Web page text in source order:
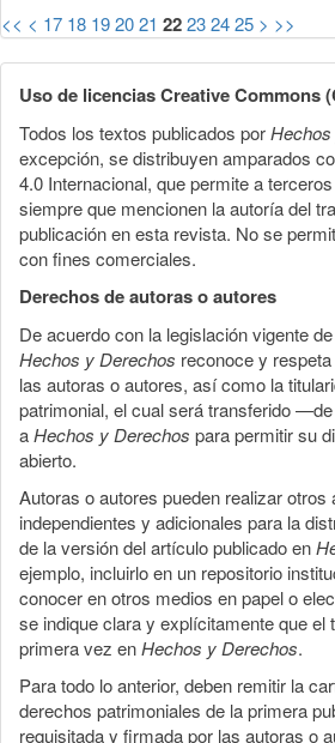
<< < 17 18 192021 22232425 > >>
Uso de licencias Creative Commons
Todos los textos publicados por
excepción, se distribuyen amparados
4.0 Internacional, que permite a
siempre que mencionen la autoría del
publicación en esta revista. No se
con fines comerciales.
Derechos de autoras o autores
De acuerdo con la legislación vigente
Hechos y Derechos reconoce y
las autoras o autores, así como la
patrimonial, el cual será transferido
aHechos y Derechos para permitir su
abierto.
Autoras o autores pueden realizar
independientes y adicionales para la
de la versión del artículo publicado en
ejemplo, incluirlo en un repositorio
conocer en otros medios en papel o
se indique clara y explícitamente que el
primera vez enHechos y Derechos.
Para todo lo anterior, deben remitir la
derechos patrimoniales de la primera
requisitada y firmada por las autoras o